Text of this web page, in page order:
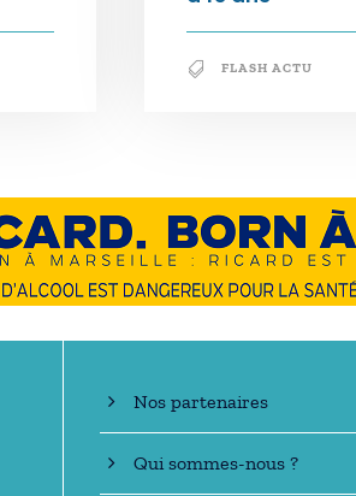
FLASH ACTU
En savoir +
Nos partenaires
Qui sommes-nous ?